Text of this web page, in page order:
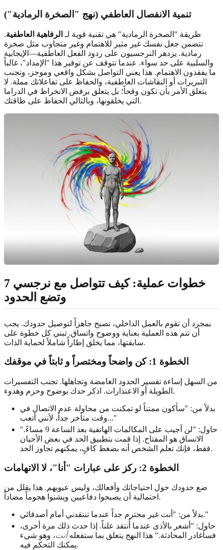
تنمية الانفصال العاطفي (نهج "الصخرة الرمادية")
طريقة "الصخرة الرمادية" هي تقنية قوية لـ الرفاهية العاطفية.
تتضمن جعل نفسك غير مثير للاهتمام وغير متجاوب مثل صخرة
رمادية. يزدهر النرجسيون على ردود الفعل العاطفية—الإيجابية
والسلبية على حد سواء. عندما تتوقف عن توفير هذا "الإمداد"، غالباً
ما يفقدون الاهتمام. هذا يعني التواصل بشكل واقعي وموجز، وتجنب
التبريرات أو النقاشات العاطفية، والحفاظ على تفاعلاتك مملة. لا
يتعلق الأمر بأن تكون وقحاً؛ بل يتعلق برفض الانخراط في الدراما
التي يخلقونها، وبالتالي الحفاظ على طاقتك.
7 خطوات عملية:كيف تتواصل مع نرجسي
وتضع الحدود
بمجرد أن تقوم بالعمل الداخلي، تصبح جاهزاً لتوصيل حدودك. يجب
أن تتم هذه العملية بعناية ووضوح واتساق. تبني كل خطوة على
سابقتها، مما يخلق إطاراً شاملاً لحماية الذات.
الخطوة 1: كن واضحاً ومختصراً و ثابتاً في موقفك
من السهل إساءة تفسير الحدود الغامضة وتجاهلها. تجنب التفسيرات
الطويلة أو الاعتذارات. اذكر حدك بوضوح وحزم وهدوء.
بدلاً من: "سأكون ممتناً لو تمكنت من محاولة عدم الاتصال في
وقت متأخر جداً، لأنني أتعب..."
حاول: "لن أجيب على المكالمات الهاتفية بعد الساعة 9 مساءً."
الاتساق هو المفتاح. إذا قمت بتطبيق الحد في بعض الأحيان
فقط، فإنك تعلم الشخص أنه بضغط كافٍ، يمكنهم تجاوز الحد.
الخطوة 2: ركز على عبارات "أنا"، لا الاتهامات
ضع حدودك حول احتياجاتك وأفعالك، وليس عيوبهم. هذا يقلل من
احتمالية أن يصبحوا دفاعيين ويشنوا هجوماً مضاداً.
بدلاً من: "أنت غير محترم جداً عندما تنتقدني أمام أصدقائي."
حاول: "أشعر بالأذى عندما أُنتقد علناً. إذا حدث ذلك مرة أخرى،
فسأغادر المحادثة." هذا النهج يتعلق بما ستفعلهأنت، وهو شيء
يمكنك التحكم فيه.